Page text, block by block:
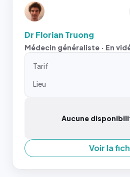
Dr Florian Truong
Médecin généraliste · En
Tarif
Lieu
Aucune
Voir la